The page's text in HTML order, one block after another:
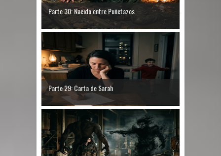
Parte 30: Nacido entre Puñetazos
Parte 29: Carta de Sarah